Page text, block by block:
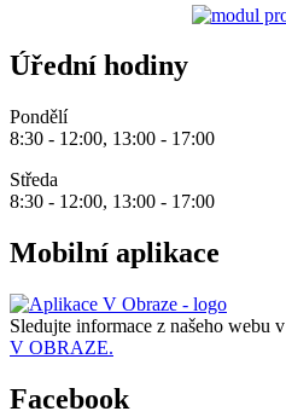
Úřední hodiny
Pondělí
8:30 - 12:00, 13:00 - 17:00
Středa
8:30 - 12:00, 13:00 - 17:00
Mobilní aplikace
Sledujte informace z našeho webu v
V OBRAZE.
Facebook